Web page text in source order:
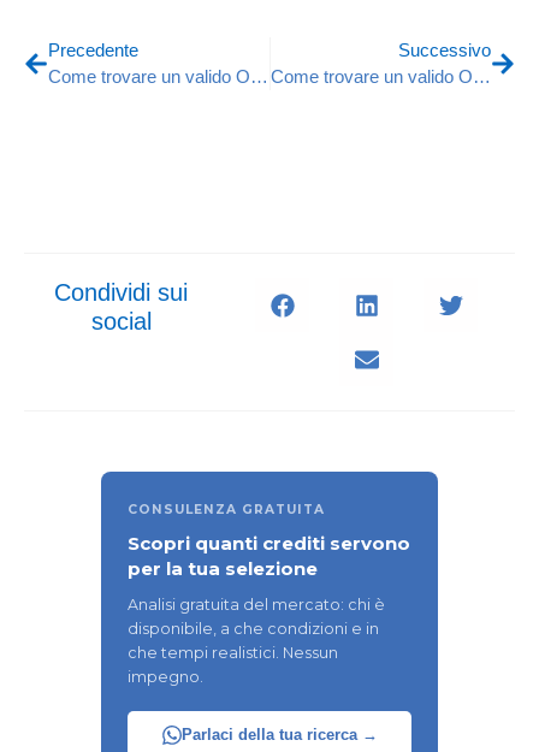
Precedente
Come trovare un valido Of Counsel
Successivo
Come trovare un valido Organizzatore di sfilate di moda
Condividi sui
social
CONSULENZA GRATUITA
Scopri quanti crediti servono
per la tua selezione
Analisi gratuita del mercato: chi è
disponibile, a che condizioni e in
che tempi realistici. Nessun
impegno.
Parlaci della tua ricerca →